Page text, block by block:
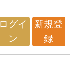
ログイ
ン
新規登
録